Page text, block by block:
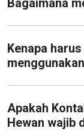
Bagaimana
Kenapa
Apakah
Hewan wajib